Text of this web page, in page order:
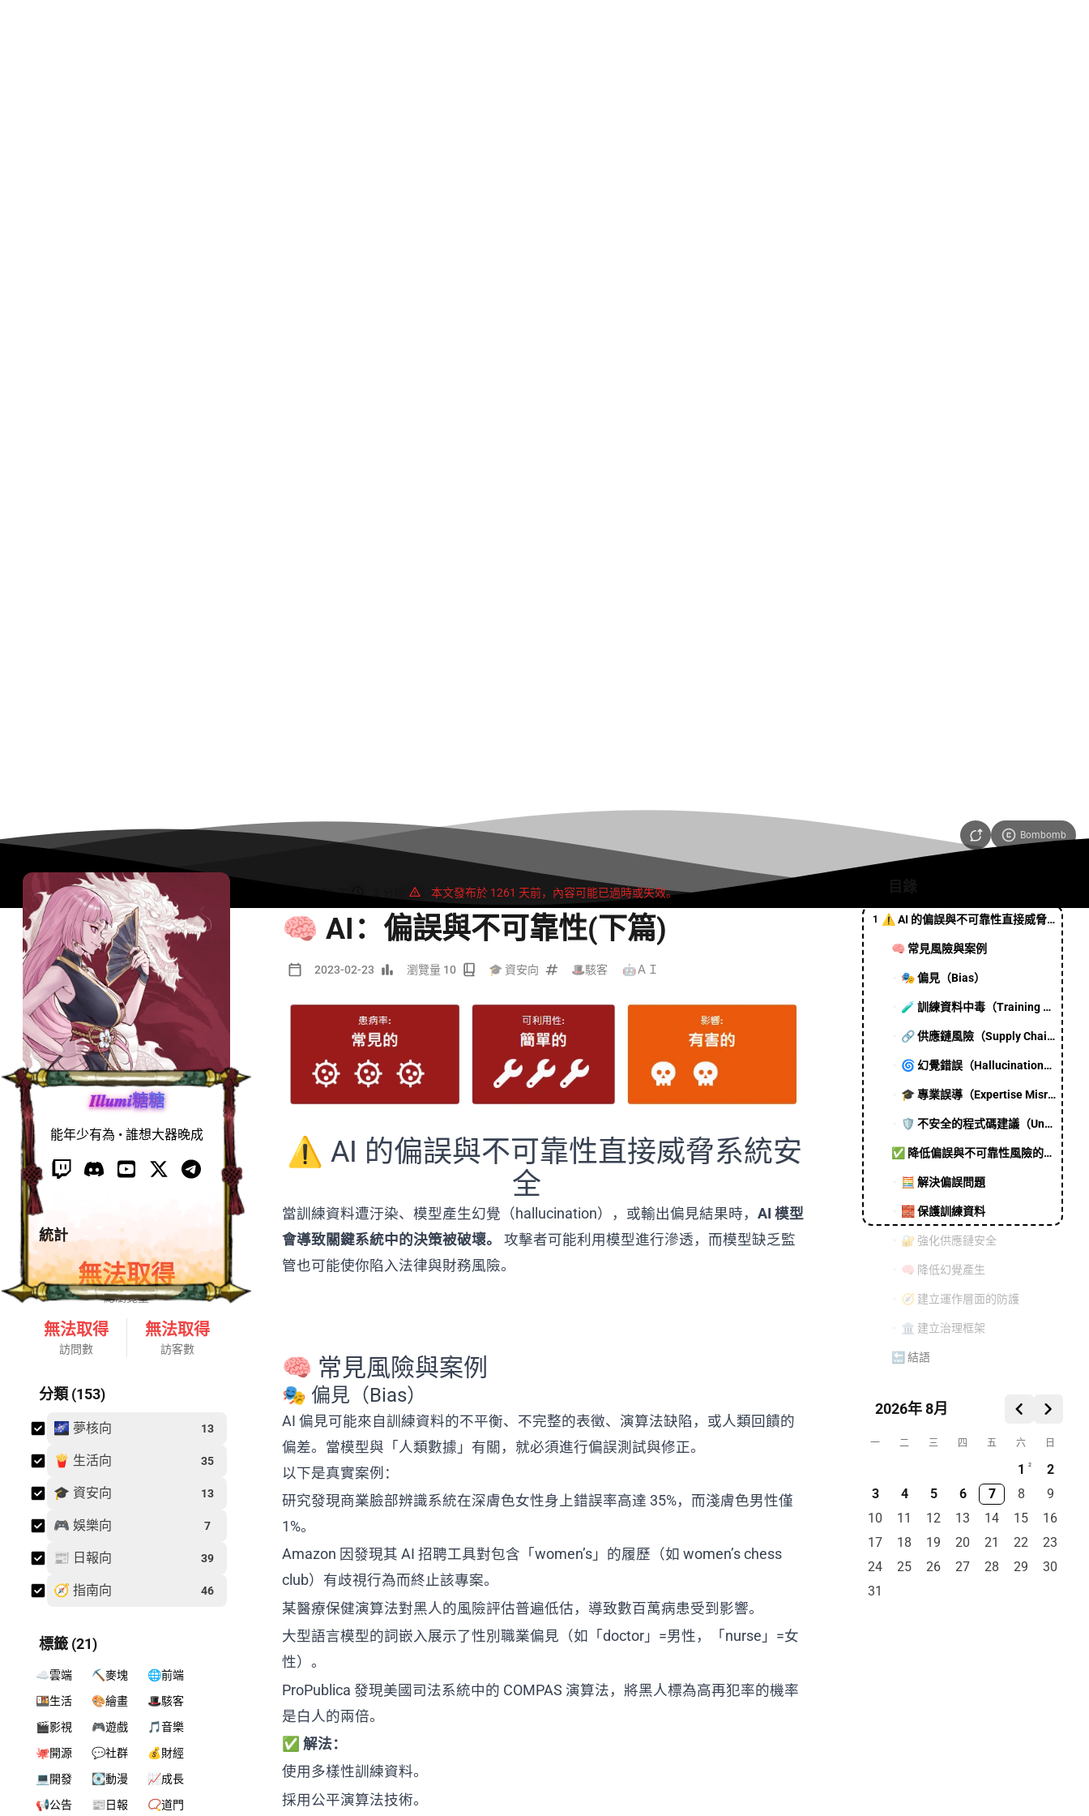
Bombomb
𝑰𝒍𝒍𝒖𝒎𝒊糖糖
能年少有為 • 誰想大器晚成
統計
無法取得
總瀏覽量
無法取得
訪問數
無法取得
訪客數
分類 (153)
🌌 夢核向 13
🍟 生活向 35
🎓 資安向 13
🎮 娛樂向 7
📰 日報向 39
🧭 指南向 46
標籤 (21)
☁️雲端 ⛏️麥塊
🌐前端
🍱生活
🎨繪畫
🎩駭客
🎬影視
🎮遊戲
🎵音樂
🐙開源
💬社群
💰財經
💻開發
💽動漫
📈成長
📢公告
📰日報
📿道門
1278 字 本文發布於 1261 天前，內容可能已過時或失效。
🧠 AI：偏誤與不可靠性(下篇)
2023-02-23 瀏覽量 10 🎓 資安向 🎩駭客 🤖ＡＩ
⚠️ AI 的偏誤與不可靠性直接威脅系統安
全
當訓練資料遭汙染、模型產生幻覺（hallucination），或輸出偏見結果時， AI 模型
會導致關鍵系統中的決策被破壞。
攻擊者可能利用模型進行滲透，而模型缺乏監
管也可能使你陷入法律與財務風險。
🧠 常見風險與案例
🎭 偏見（Bias）
AI 偏見可能來自訓練資料的不平衡、不完整的表徵、演算法缺陷，或人類回饋的
偏差。當模型與「人類數據」有關，就必須進行偏誤測試與修正。
以下是真實案例：
研究發現商業臉部辨識系統在深膚色女性身上錯誤率高達 35%，而淺膚色男性僅
1%。
Amazon 因發現其 AI 招聘工具對包含「women’s」的履歷（如 women’s chess
club）有歧視行為而終止該專案。
某醫療保健演算法對黑人的風險評估普遍低估，導致數百萬病患受到影響。
大型語言模型的詞嵌入展示了性別職業偏見（如「doctor」=男性，「nurse」=女
性）。
ProPublica 發現美國司法系統中的 COMPAS 演算法，將黑人標為高再犯率的機率
是白人的兩倍。
✅ 解法：
使用多樣性訓練資料。
採用公平演算法技術。
1 ⚠️ AI 的偏誤與不可靠性直接威脅系統安全
🧠 常見風險與案例
🎭 偏見（Bias）
🧪 訓練資料中毒（Training Data Poisoning）
🔗 供應鏈風險（Supply Chain Vulnerabilities）
🌀 幻覺錯誤（Hallucinations）
🎓 專業誤導（Expertise Misrepresentation）
🛡️ 不安全的程式碼建議（Unsafe Code Generation）
✅ 降低偏誤與不可靠性風險的方法
🧮 解決偏誤問題
🧱 保護訓練資料
🔐 強化供應鏈安全
🧠 降低幻覺產生
🧭 建立運作層面的防護
🏛️ 建立治理框架
🔚 結語
2026年 8月
一 二 三 四 五 六 日
1 2
2
3
4 5 6 7 8
9
10
11 12 13 14 15
16
17
18 19 20 21 22
23
24
25 26 27 28 29
30
31